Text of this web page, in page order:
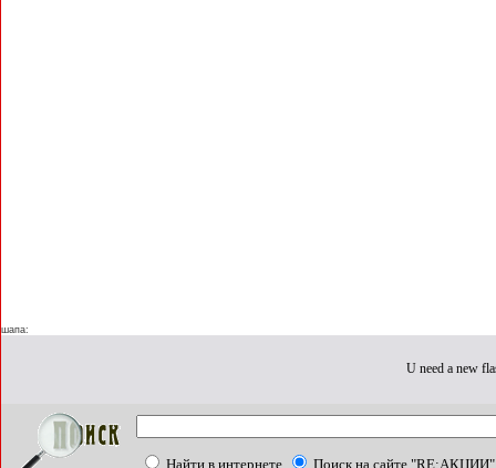
шапа:
U need a new
Найти в интернете Поиск на сайте "RE:АКЦИИ"